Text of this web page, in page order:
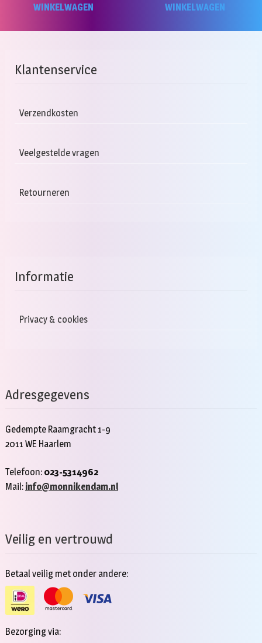
WINKELWAGEN
WINKELWAGEN
Klantenservice
Verzendkosten
Veelgestelde vragen
Retourneren
Informatie
Privacy & cookies
Adresgegevens
Gedempte Raamgracht 1-9
2011 WE Haarlem
Telefoon: 023-5314962
Mail: info@monnikendam.nl
Veilig en vertrouwd
Betaal veilig met onder andere:
Bezorging via: